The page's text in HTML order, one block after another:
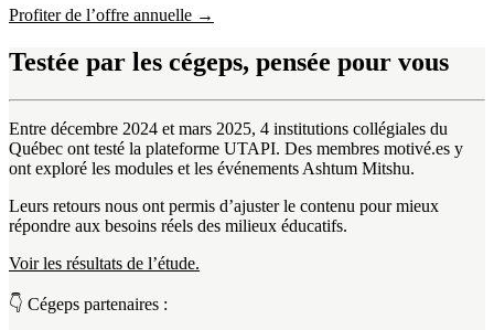
Profiter de l’offre annuelle →
Testée par les cégeps, pensée pour vous
Entre décembre 2024 et mars 2025, 4 institutions collégiales du
Québec ont testé la plateforme UTAPI. Des membres motivé.es y
ont exploré les modules et les événements Ashtum Mitshu.
Leurs retours nous ont permis d’ajuster le contenu pour mieux
répondre aux besoins réels des milieux éducatifs.
Voir les résultats de l’étude.
👇 Cégeps partenaires :